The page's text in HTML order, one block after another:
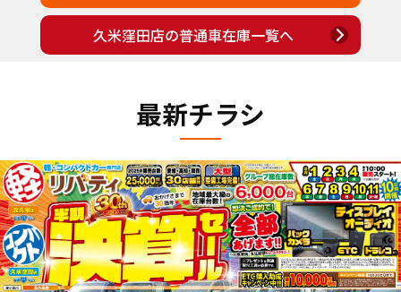
久米窪田店の普通車在庫一覧へ
最新チラシ